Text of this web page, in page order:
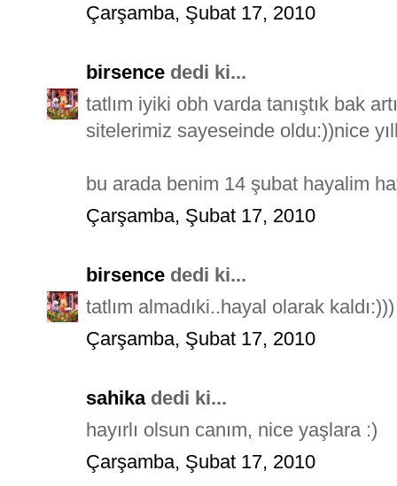
Çarşamba, Şubat 17, 2010
birsence dedi ki...
tatlım iyiki obh varda tanıştık bak
sitelerimiz sayeseinde oldu:))nice
bu arada benim 14 şubat hayalim
Çarşamba, Şubat 17, 2010
birsence dedi ki...
tatlım almadıki..hayal olarak kaldı:)))
Çarşamba, Şubat 17, 2010
sahikadedi ki...
hayırlı olsun canım, nice yaşlara :)
Çarşamba, Şubat 17, 2010